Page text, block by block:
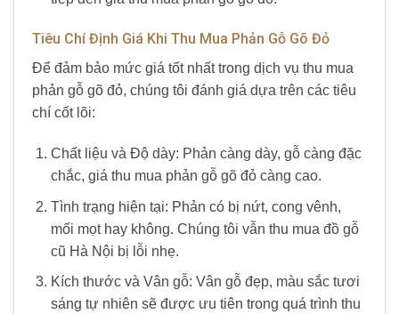
Tiêu Chí Định Giá Khi Thu Mua Phản Gỗ Gõ Đỏ
Để đảm bảo mức giá tốt nhất trong dịch vụ thu mua
phản gỗ gõ đỏ, chúng tôi đánh giá dựa trên các tiêu
chí cốt lõi:
Chất liệu và Độ dày: Phản càng dày, gỗ càng đặc
chắc, giá thu mua phản gỗ gõ đỏ càng cao.
Tình trạng hiện tại: Phản có bị nứt, cong vênh,
mối mọt hay không. Chúng tôi vẫn thu mua đồ gỗ
cũ Hà Nội bị lỗi nhẹ.
Kích thước và Vân gỗ: Vân gỗ đẹp, màu sắc tươi
sáng tự nhiên sẽ được ưu tiên trong quá trình thu